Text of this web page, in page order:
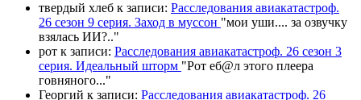
твердый хлеб к записи: Расследования авиакатастроф.
26 сезон 9 серия. Заход в муссон "мои уши.... за озвучку
взялась ИИ?.."
рот к записи: Расследования авиакатастроф. 26 сезон 3
серия. Идеальный шторм "Рот еб@л этого плеера
говняного..."
Георгий к записи: Расследования авиакатастроф. 26